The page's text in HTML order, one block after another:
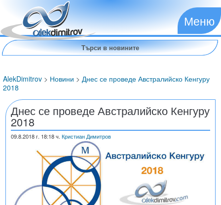
Меню
AlekDimitrov > Новини > Днес се проведе Австралийско Кенгуру
2018
Днес се проведе Австралийско Кенгуру
2018
09.8.2018г. 18:18 ч. Кристиан Димитров